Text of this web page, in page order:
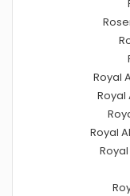
Royal
Royal
Royal